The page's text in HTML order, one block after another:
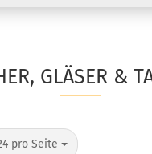
GLÄSER &
pro Seite
Seite